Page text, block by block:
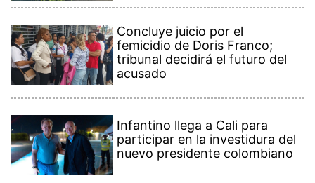
Concluye juicio por el
femicidio de Doris Franco;
tribunal decidirá el futuro del
acusado
Infantino llega a Cali para
participar en la investidura del
nuevo presidente colombiano